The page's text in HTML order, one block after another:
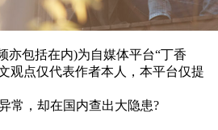
亦包括在内)为自媒体平台“丁香
观点仅代表作者本人，本平台仅提
常，却在国内查出大隐患?